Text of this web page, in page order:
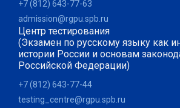
+7 (812) 643-77-63
admission@rgpu.spb.ru
Центр тестирования
(Экзамен по русскому языку как
истории России и основам
Российской Федерации)
+7 (812) 643-77-44
testing_centre@rgpu.spb.ru